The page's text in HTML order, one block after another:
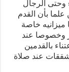
وحتى الرجال
بأن القدم
ميزانيه خاصة
وخصوصا عند
بالقدمين
عند صلاة